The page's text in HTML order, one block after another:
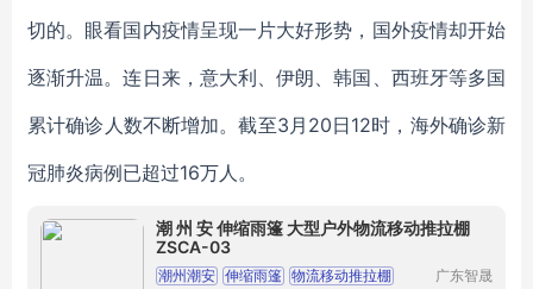
切的。眼看国内疫情呈现一片大好形势，国外疫情却开始
逐渐升温。连日来，意大利、伊朗、韩国、西班牙等多国
累计确诊人数不断增加。截至3月20日12时，海外确诊新
冠肺炎病例已超过16万人。
潮 州 安 伸缩雨篷 大型户外物流移动推拉棚
ZSCA-03
潮州潮安 伸缩雨篷 物流移动推拉棚
广东智晟